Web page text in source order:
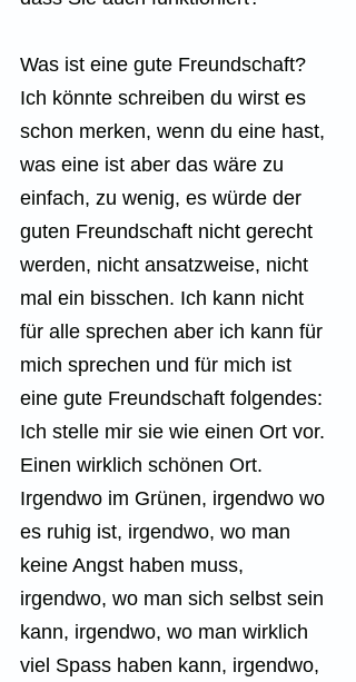
Was ist eine gute Freundschaft?
Ich könnte schreiben du wirst es
schon merken, wenn du eine hast,
was eine ist aber das wäre zu
einfach, zu wenig, es würde der
guten Freundschaft nicht gerecht
werden, nicht ansatzweise, nicht
mal ein bisschen. Ich kann nicht
für alle sprechen aber ich kann für
mich sprechen und für mich ist
eine gute Freundschaft folgendes:
Ich stelle mir sie wie einen Ort vor.
Einen wirklich schönen Ort.
Irgendwo im Grünen, irgendwo wo
es ruhig ist, irgendwo, wo man
keine Angst haben muss,
irgendwo, wo man sich selbst sein
kann, irgendwo, wo man wirklich
viel Spass haben kann, irgendwo,